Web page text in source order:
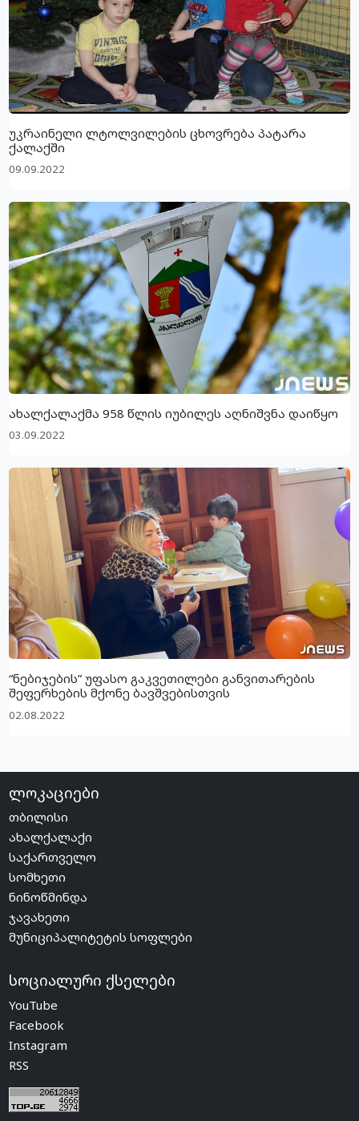
უკრაინელი ლტოლვილების ცხოვრება პატარა
ქალაქში
09.09.2022
ახალქალაქმა 958 წლის იუბილეს აღნიშვნა დაიწყო
03.09.2022
“ნებიჯების” უფასო გაკვეთილები განვითარების
შეფერხების მქონე ბავშვებისთვის
02.08.2022
ლოკაციები
თბილისი
ახალქალაქი
საქართველო
სომხეთი
ნინოწმინდა
ჯავახეთი
მუნიციპალიტეტის სოფლები
სოციალური ქსელები
YouTube
Facebook
Instagram
RSS